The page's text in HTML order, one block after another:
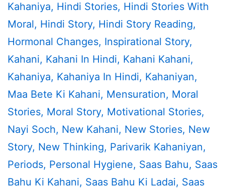
Kahaniya, Hindi Stories, Hindi Stories With
Moral, Hindi Story, Hindi Story Reading,
Hormonal Changes, Inspirational Story,
Kahani, Kahani In Hindi, Kahani Kahani,
Kahaniya, Kahaniya In Hindi, Kahaniyan,
Maa Bete Ki Kahani, Mensuration, Moral
Stories, Moral Story, Motivational Stories,
Nayi Soch, New Kahani, New Stories, New
Story, New Thinking, Parivarik Kahaniyan,
Periods, Personal Hygiene, Saas Bahu, Saas
Bahu Ki Kahani, Saas Bahu Ki Ladai, Saas